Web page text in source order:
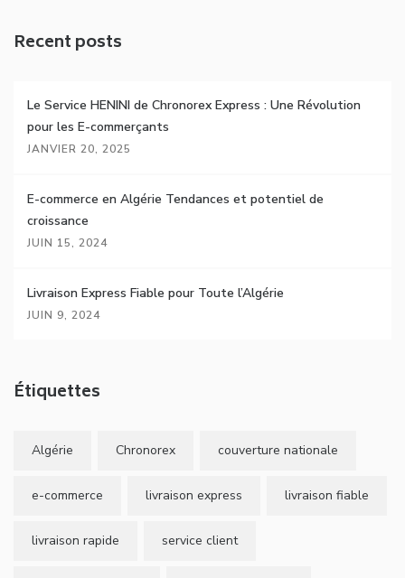
Recent posts
Le Service HENINI de Chronorex Express : Une Révolution
pour les E-commerçants
JANVIER 20, 2025
E-commerce en Algérie Tendances et potentiel de
croissance
JUIN 15, 2024
Livraison Express Fiable pour Toute l’Algérie
JUIN 9, 2024
Étiquettes
Algérie Chronorex couverture nationale
e-commerce livraison express livraison fiable
livraison rapide service client